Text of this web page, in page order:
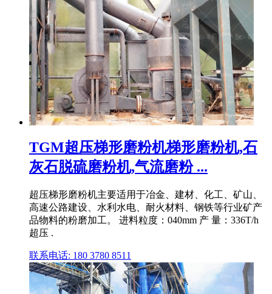
TGM超压梯形磨粉机梯形磨粉机,石
灰石脱硫磨粉机,气流磨粉 ...
超压梯形磨粉机主要适用于冶金、建材、化工、矿山、
高速公路建设、水利水电、耐火材料、钢铁等行业矿产
品物料的粉磨加工。 进料粒度：040mm 产 量：336T/h
超压 .
联系电话: 180 3780 8511